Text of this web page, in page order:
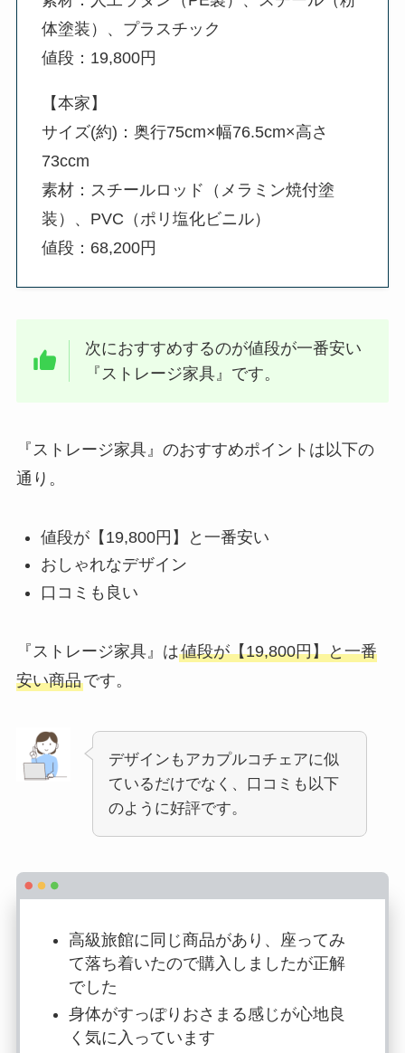
体塗装）、プラスチック
値段：19,800円
【本家】
サイズ(約)：奥行75cm×幅76.5cm×高さ
73ccm
素材：スチールロッド（メラミン焼付塗
装）、PVC（ポリ塩化ビニル）
値段：68,200円
次におすすめするのが値段が一番安い
『ストレージ家具』です。
『ストレージ家具』のおすすめポイントは以下の
通り。
値段が【19,800円】と一番安い
おしゃれなデザイン
口コミも良い
『ストレージ家具』は値段が【19,800円】と一番
安い商品です。
デザインもアカプルコチェアに似
ているだけでなく、口コミも以下
のように好評です。
高級旅館に同じ商品があり、座ってみ
て落ち着いたので購入しましたが正解
でした
身体がすっぽりおさまる感じが心地良
く気に入っています